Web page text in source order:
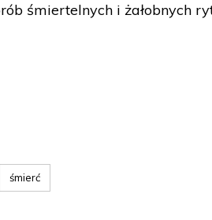
śmiertelnych i żałobnych
śmierć